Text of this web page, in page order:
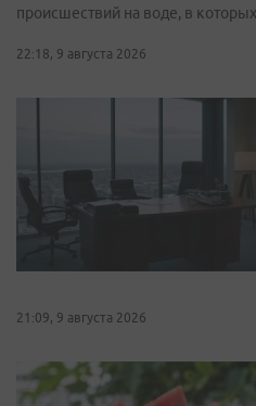
происшествий на воде, в
22:18, 9 августа 2026
21:09, 9 августа 2026